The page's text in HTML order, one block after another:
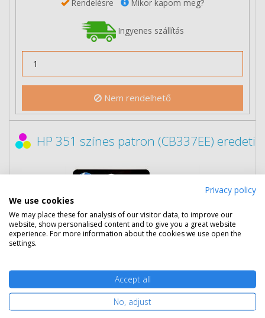
Rendelésre Mikor kapom meg?
Ingyenes szállítás
Nem rendelhető
HP 351 színes patron (CB337EE) eredeti
13 190 Ft (bruttó 16 751 Ft)
Több darabos ár
Privacy policy
We use cookies
We may place these for analysis of our visitor data, to improve our
website, show personalised content and to give you a great website
experience. For more information about the cookies we use open the
settings.
Accept all
No, adjust